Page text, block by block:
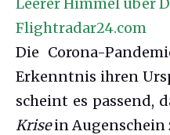
Flightradar24.com
Die Corona-
Erkenntnis ihren
scheint es passend,
Krisein Augenschein